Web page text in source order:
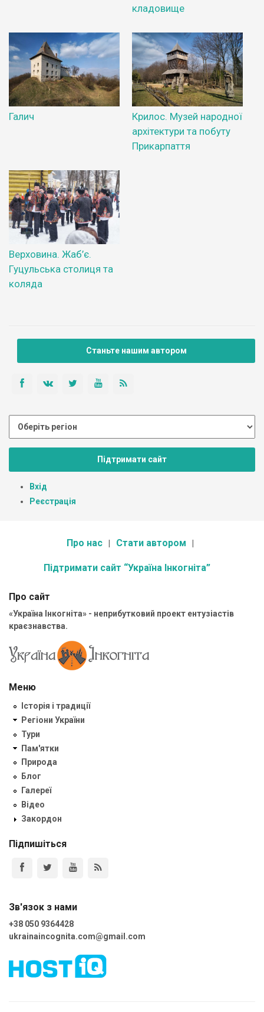
кладовище
Галич
Крилос. Музей народної
архітектури та побуту
Прикарпаття
Верховина. Жаб’є.
Гуцульська столиця та
коляда
Станьте нашим автором
Підтримати сайт
Вхід
Реєстрація
Про нас Стати автором
Підтримати сайт “Україна Інкогніта”
Про сайт
«Україна Інкогніта» - неприбутковий проект ентузіастів
краєзнавства.
Меню
Історія і традиції
Регіони України
Тури
Пам'ятки
Природа
Блог
Галереї
Відео
Закордон
Підпишіться
Зв'язок з нами
+38 050 9364428
ukrainaincognita.com@gmail.com